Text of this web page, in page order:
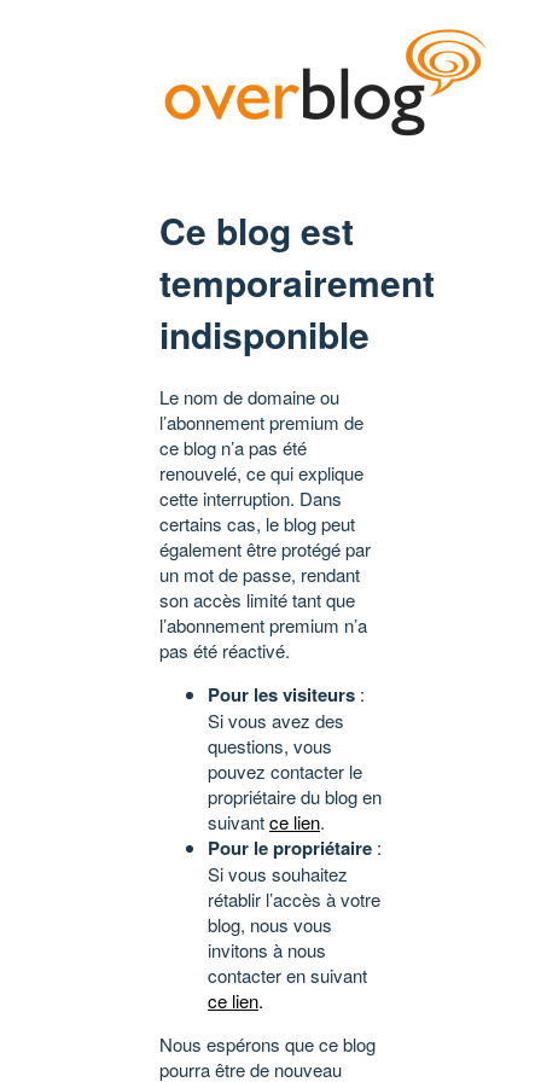
Ce blog est
temporairement
indisponible
Le nom de domaine ou
l’abonnement premium de
ce blog n’a pas été
renouvelé, ce qui explique
cette interruption. Dans
certains cas, le blog peut
également être protégé par
un mot de passe, rendant
son accès limité tant que
l’abonnement premium n’a
pas été réactivé.
Pour les visiteurs :
Si vous avez des
questions, vous
pouvez contacter le
propriétaire du blog en
suivantce lien.
Pour le propriétaire :
Si vous souhaitez
rétablir l’accès à votre
blog, nous vous
invitons à nous
contacter en suivant
ce lien.
Nous espérons que ce blog
pourra être de nouveau